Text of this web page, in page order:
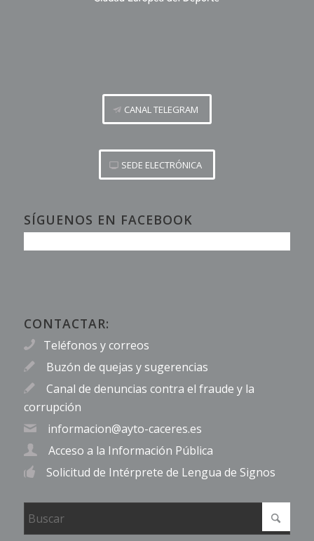
CANAL TELEGRAM
SEDE ELECTRÓNICA
SÍGUENOS EN FACEBOOK
CONTACTAR:
Teléfonos y correos
Buzón de quejas y sugerencias
Canal de denuncias contra el fraude y la
corrupción
informacion@ayto-caceres.es
Acceso a la Información Pública
Solicitud de Intérprete de Lengua de Signos